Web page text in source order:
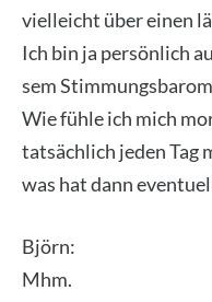
viel­leicht über einen
Ich bin ja per­sön­lich
sem
Wie füh­le ich mich
tat­säch­lich jeden Tag
was hat dann
Björn:
Mhm.